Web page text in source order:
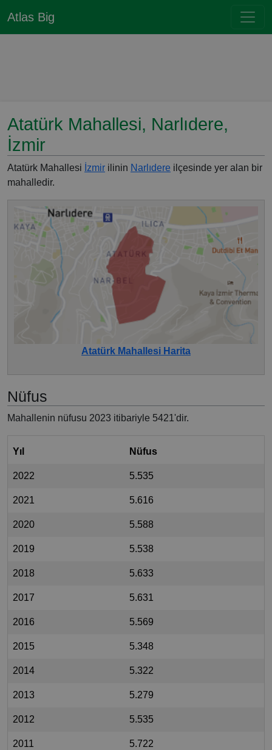
Atlas Big
Atatürk Mahallesi, Narlıdere,
İzmir
Atatürk Mahallesi İzmir ilinin Narlıdere ilçesinde yer alan bir
mahalledir.
Atatürk Mahallesi Harita
Nüfus
Mahallenin nüfusu 2023 itibariyle 5421'dir.
Yıl Nüfus
2022 5.535
2021 5.616
2020 5.588
2019 5.538
2018 5.633
2017 5.631
2016 5.569
2015 5.348
2014 5.322
2013 5.279
2012 5.535
2011 5.722